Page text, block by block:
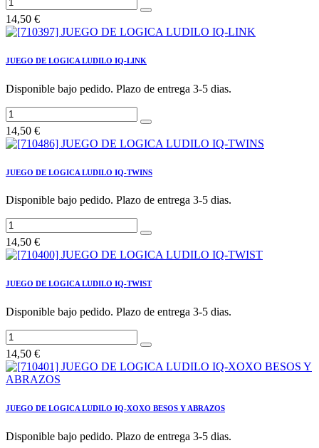
14,50 €
JUEGO DE LOGICA LUDILO IQ-LINK
Disponible bajo pedido. Plazo de entrega 3-5 dias.
14,50 €
JUEGO DE LOGICA LUDILO IQ-TWINS
Disponible bajo pedido. Plazo de entrega 3-5 dias.
14,50 €
JUEGO DE LOGICA LUDILO IQ-TWIST
Disponible bajo pedido. Plazo de entrega 3-5 dias.
14,50 €
JUEGO DE LOGICA LUDILO IQ-XOXO BESOS Y ABRAZOS
Disponible bajo pedido. Plazo de entrega 3-5 dias.